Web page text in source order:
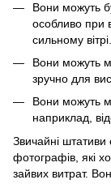
Вони можуть
особливо при
сильному вітрі.
Вони можуть
зручно для
Вони можуть
наприклад,
Звичайні штативи
фотографів, які
зайвих витрат.